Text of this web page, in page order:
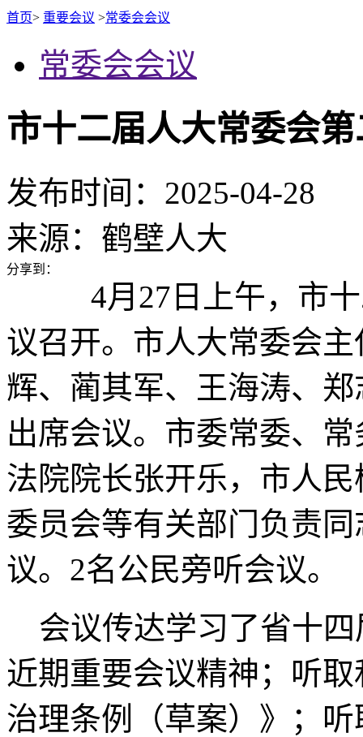
首页> 重要会议 >常委会会议
常委会会议
市十二届人大常委会
发布时间：2025-04-28
来源： 鹤壁人大
分享到：
4月27日上午，市
议召开。市人大常委会
辉、蔺其军、王海涛、
出席会议。市委常委、
法院院长张开乐，市人
委员会等有关部门负责
议。2名公民旁听会议。
会议传达学习了省十四
近期重要会议精神；听
治理条例（草案）》；